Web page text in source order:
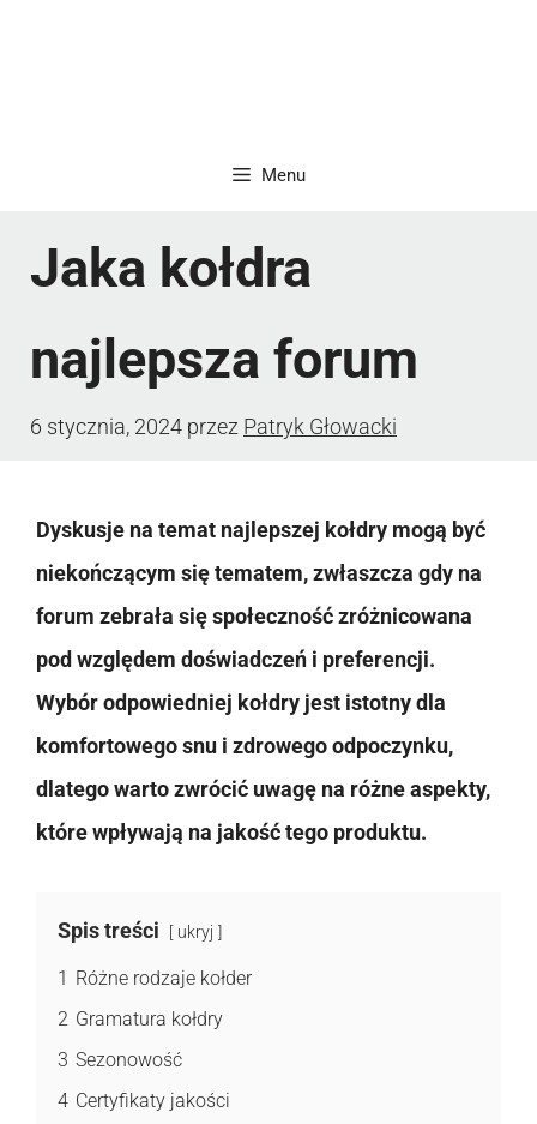
Menu
Jaka kołdra
najlepsza forum
6 stycznia, 2024 przez Patryk Głowacki
Dyskusje na temat najlepszej kołdry mogą być
niekończącym się tematem, zwłaszcza gdy na
forum zebrała się społeczność zróżnicowana
pod względem doświadczeń i preferencji.
Wybór odpowiedniej kołdry jest istotny dla
komfortowego snu i zdrowego odpoczynku,
dlatego warto zwrócić uwagę na różne aspekty,
które wpływają na jakość tego produktu.
Spis treści ukryj
1 Różne rodzaje kołder
2 Gramatura kołdry
3 Sezonowość
4 Certyfikaty jakości